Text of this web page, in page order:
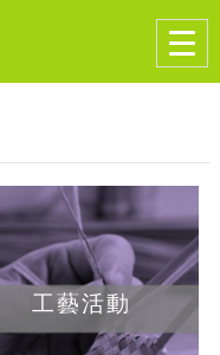
工藝活動